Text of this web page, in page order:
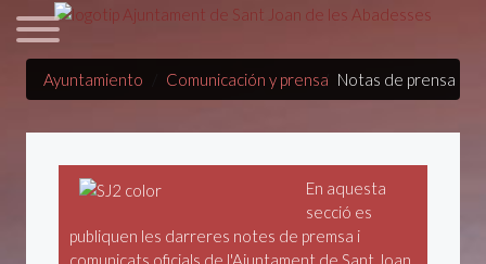
Ayuntamiento Comunicación y prensa Notas de prensa
En aquesta
secció es
publiquen les darreres notes de premsa i
comunicats oficials de l'Ajuntament de Sant Joan